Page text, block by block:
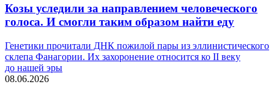
Козы уследили за направлением человеческого
голоса. И смогли таким образом найти еду
Генетики прочитали ДНК пожилой пары из эллинистического
склепа Фанагории. Их захоронение относится ко II веку
до нашей эры
08.06.2026